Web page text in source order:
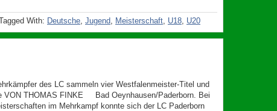
With: Deutsche, Jugend, Meisterschaft, U18, U20
des LC sammeln vier Westfalenmeister-Titel und
VON THOMAS FINKE Bad Oeynhausen/Paderborn. Bei
im Mehrkampf konnte sich der LC Paderborn